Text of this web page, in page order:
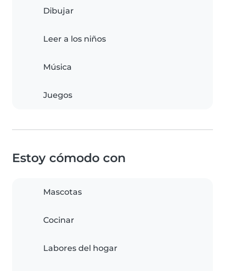
Dibujar
Leer a los niños
Música
Juegos
Estoy cómodo con
Mascotas
Cocinar
Labores del hogar